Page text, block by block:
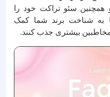
همچنین سئو تراکت خود را
به شناخت برند شما کمک
بیشتری جذب کنند.